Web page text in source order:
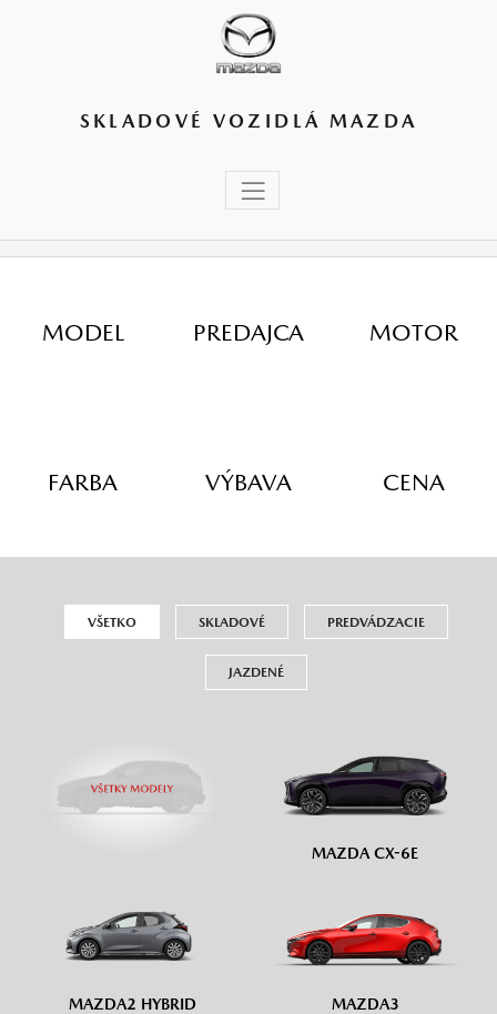
SKLADOVÉ VOZIDLÁ MAZDA
MODEL PREDAJCA MOTOR
FARBA VÝBAVA CENA
VŠETKO SKLADOVÉ PREDVÁDZACIE
JAZDENÉ
MAZDA CX-6E
MAZDA2 HYBRID MAZDA3